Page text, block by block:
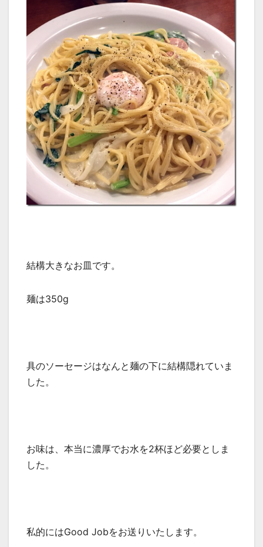
結構大きなお皿です。
麺は350g
具のソーセージはなんと麺の下に結構隠れていま
した。
お味は、本当に濃厚でお水を2杯ほど必要としま
した。
私的にはGood Jobをお送りいたします。